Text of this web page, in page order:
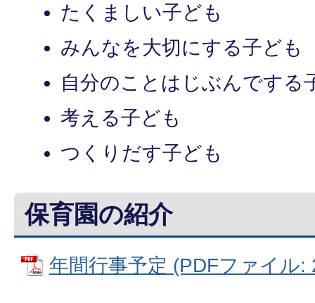
たくましい子ども
みんなを大切にする子ども
自分のことはじぶんでする
考える子ども
つくりだす子ども
保育園の紹介
年間行事予定 (PDFファイル: